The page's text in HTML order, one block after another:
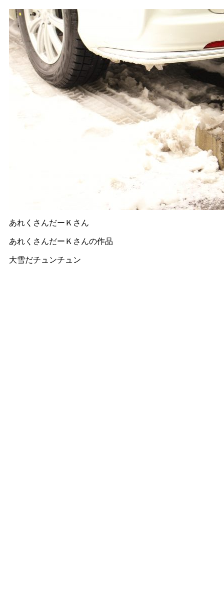
あれくさんだーＫさん
あれくさんだーＫさんの作品
大雪だチュンチュン